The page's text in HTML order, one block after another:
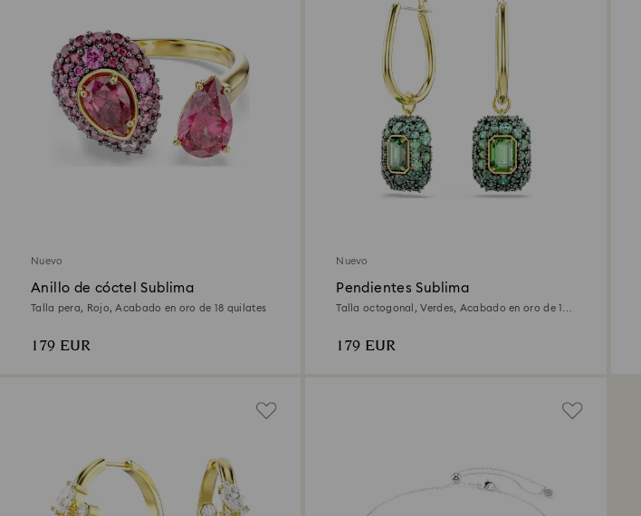
Nuevo
Anillo de cóctel Sublima
Talla pera, Rojo, Acabado en oro de 18 quilates
179 EUR
Nuevo
Pendientes Sublima
Talla octogonal, Verdes, Acabado en oro de 18
179 EUR